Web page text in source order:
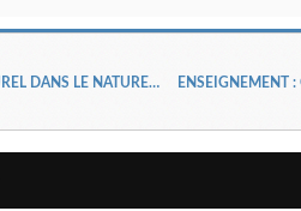
L’INTERVENTION DU SURNATUREL DANS LE NATUREL OU LA VISITATION DE DIEU par Apôtre Henri KPODAHI